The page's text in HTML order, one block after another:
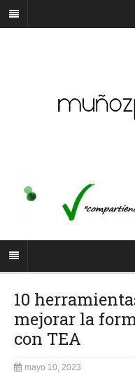
10
mejorar la
con TEA
mayo 10, 2023